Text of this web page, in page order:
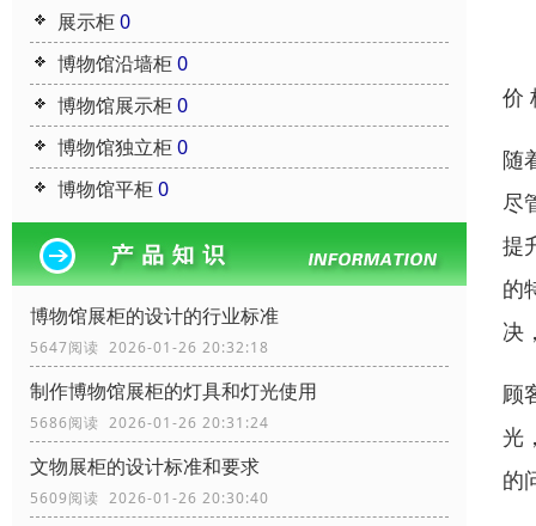
展示柜0
博物馆沿墙柜0
博物馆展示柜0
博物馆独立柜0
博物馆平柜0
博物馆展柜的设计的行业标准
5647阅读 2026-01-26 20:32:18
制作博物馆展柜的灯具和灯光使用
5686阅读 2026-01-26 20:31:24
文物展柜的设计标准和要求
5609阅读 2026-01-26 20:30:40
价
随
尽
提
的
决
顾
光
的